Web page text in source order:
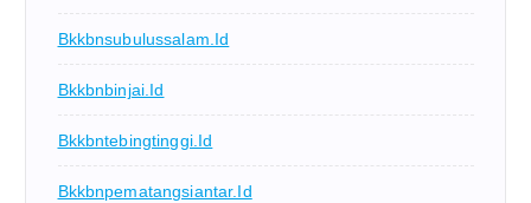
Bkkbnsubulussalam.id
Bkkbnbinjai.id
Bkkbntebingtinggi.id
Bkkbnpematangsiantar.id